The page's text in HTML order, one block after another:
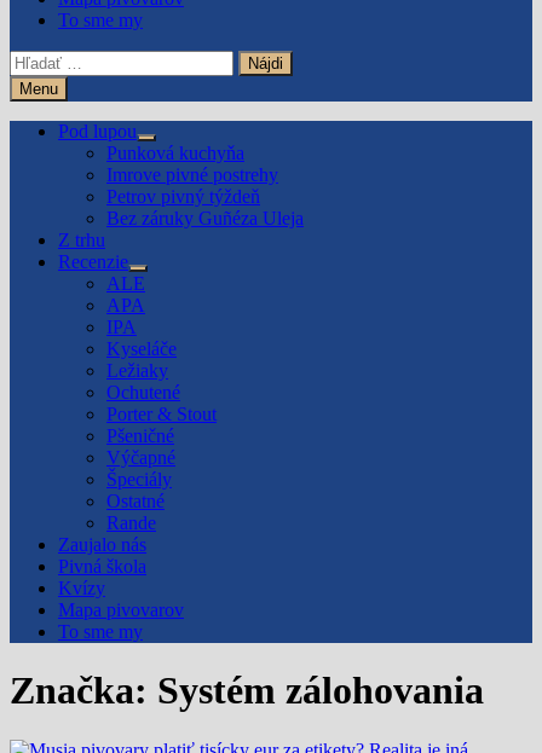
To sme my
Hľadať:
Menu
Pod lupou
Show
sub
menu
Punková kuchyňa
Imrove pivné postrehy
Petrov pivný týždeň
Bez záruky Guñéza Uleja
Z trhu
Recenzie
Show
sub
menu
ALE
APA
IPA
Kyseláče
Ležiaky
Ochutené
Porter & Stout
Pšeničné
Výčapné
Špeciály
Ostatné
Rande
Zaujalo nás
Pivná škola
Kvízy
Mapa pivovarov
To sme my
Značka: Systém zálohovania